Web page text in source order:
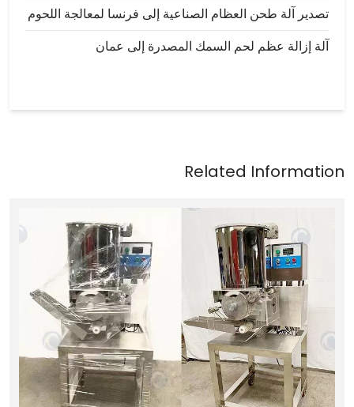
تصدير آلة طحن العظام الصناعية إلى فرنسا لمعالجة اللحوم
آلة إزالة عظم لحم السمك المصدرة إلى عمان